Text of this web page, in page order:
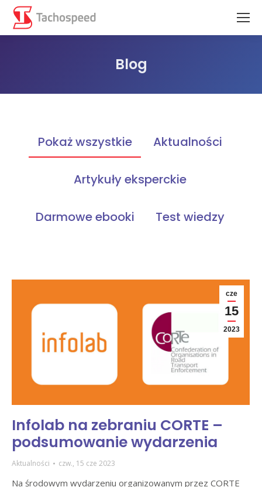
Blog
Pokaż wszystkie Aktualności
Artykuły eksperckie
Darmowe ebooki Test wiedzy
cze
15
2023
Infolab na zebraniu CORTE –
podsumowanie wydarzenia
Aktualności czw., 15 cze 2023
Na środowym wydarzeniu organizowanym przez CORTE